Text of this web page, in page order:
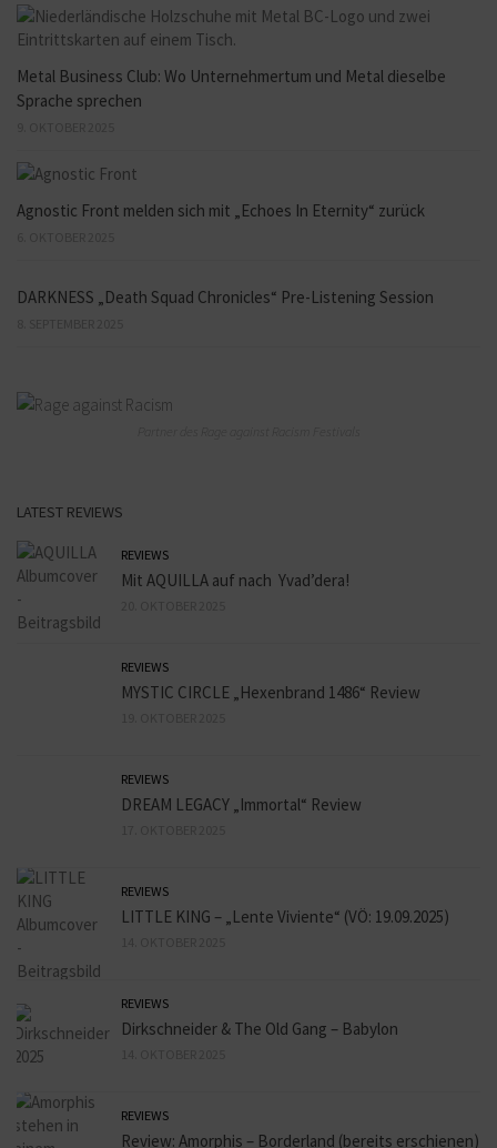
Metal Business Club: Wo Unternehmertum und Metal dieselbe
Sprache sprechen
Agnostic Front melden sich mit „Echoes In Eternity“ zurück
DARKNESS „Death Squad Chronicles“ Pre-Listening Session
LATEST REVIEWS
REVIEWS
Mit AQUILLA auf nach Yvad’dera!
REVIEWS
MYSTIC CIRCLE „Hexenbrand 1486“ Review
REVIEWS
DREAM LEGACY „Immortal“ Review
REVIEWS
LITTLE KING – „Lente Viviente“ (VÖ: 19.09.2025)
REVIEWS
Dirkschneider & The Old Gang – Babylon
REVIEWS
Review: Amorphis – Borderland (bereits erschienen)